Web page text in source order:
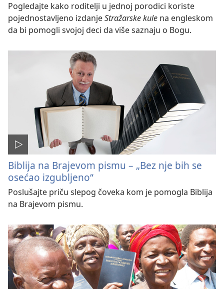
Pogledajte kako roditelji u jednoj porodici koriste
pojednostavljeno izdanjeStražarske kule na engleskom
da bi pomogli svojoj deci da više saznaju o Bogu.
Biblija na Brajevom pismu – „Bez nje bih se
osećao izgubljeno“
Poslušajte priču slepog čoveka kom je pomogla Biblija
na Brajevom pismu.